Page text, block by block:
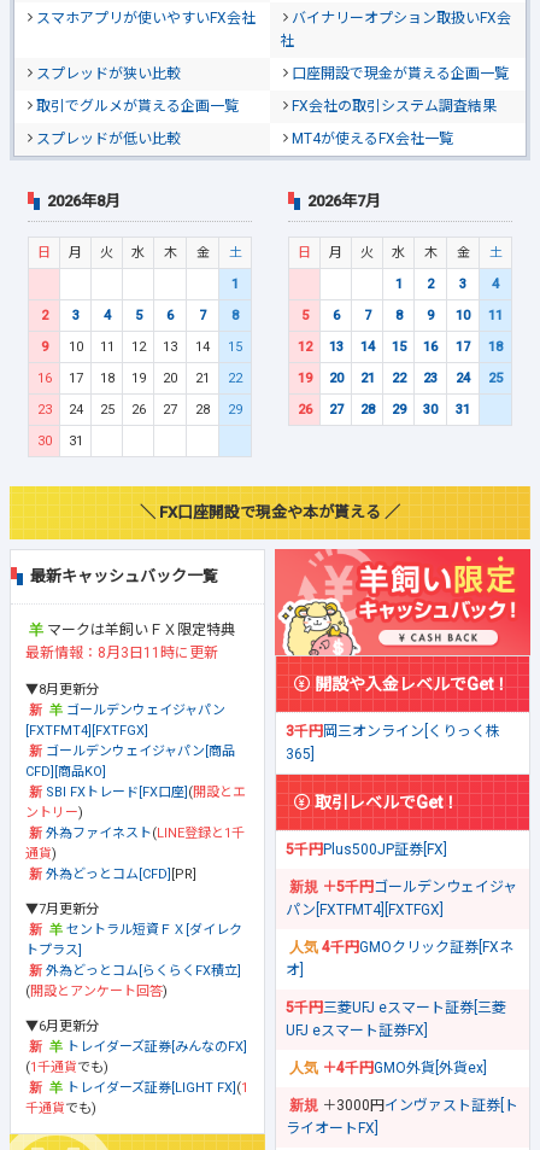
スマホアプリが使いやすいFX会社
バイナリーオプション取扱いFX会
社
スプレッドが狭い比較
口座開設で現金が貰える企画一覧
取引でグルメが貰える企画一覧
FX会社の取引システム調査結果
スプレッドが低い比較
MT4が使えるFX会社一覧
2026年8月
日 月 火 水 木 金
土
1
2
3 4 5 6 7
8
9
10 11 12 13 14
15
16
17 18 19 20 21
22
23
24 25 26 27 28
29
30
31
2026年7月
日 月 火 水 木 金
土
1
2 3
4
5
6 7 8 9 10
11
12
13 14 15 16 17
18
19
20 21 22 23 24
25
26
27 28 29 30 31
＼ FX口座開設で現金や本が貰える ／
最新キャッシュバック一覧
マークは羊飼いＦＸ限定特典
最新情報：8月3日11時に更新
▼8月更新分
ゴールデンウェイジャパン
[FXTFMT4][FXTFGX]
ゴールデンウェイジャパン[商品
CFD][商品KO]
SBI FXトレード[FX口座] (開設とエ
ントリー)
外為ファイネスト(LINE登録と1千
通貨)
外為どっとコム[CFD] [PR]
▼7月更新分
セントラル短資ＦＸ[ダイレク
トプラス]
外為どっとコム[らくらくFX積立]
(開設とアンケート回答)
▼6月更新分
トレイダーズ証券[みんなのFX]
(1千通貨でも)
トレイダーズ証券[LIGHT FX] (1
千通貨でも)
開設や入金レベルでGet！
3千円岡三オンライン[くりっく株
365]
取引レベルでGet！
5千円Plus500JP証券[FX]
＋5千円ゴールデンウェイジャ
パン[FXTFMT4][FXTFGX]
4千円GMOクリック証券[FXネ
オ]
5千円三菱UFJ eスマート証券[三菱
UFJ eスマート証券FX]
＋4千円GMO外貨[外貨ex]
＋3000円 インヴァスト証券[ト
ライオートFX]